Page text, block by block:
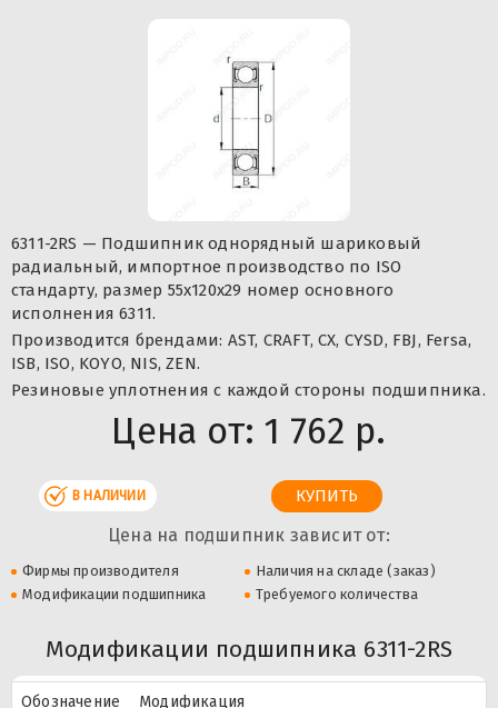
6311-2RS — Подшипник однорядный шариковый
радиальный, импортное производство по ISO
стандарту, размер 55x120x29 номер основного
исполнения 6311.
Производится брендами: AST, CRAFT, CX, CYSD, FBJ, Fersa,
ISB, ISO, KOYO, NIS, ZEN.
Резиновые уплотнения с каждой стороны подшипника.
Цена от: 1 762 р.
В НАЛИЧИИ
Цена на подшипник зависит от:
Фирмы производителя
Наличия на складе (заказ)
Модификации подшипника
Требуемого количества
Модификации подшипника 6311-2RS
Обозначение
Модификация